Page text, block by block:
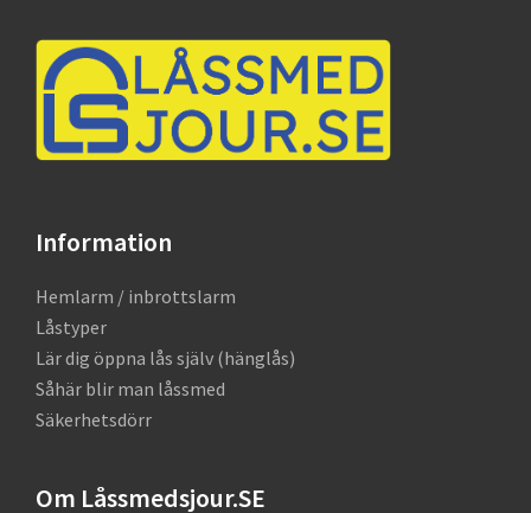
Footer
Information
Hemlarm / inbrottslarm
Låstyper
Lär dig öppna lås själv (hänglås)
Såhär blir man låssmed
Säkerhetsdörr
Om Låssmedsjour.SE